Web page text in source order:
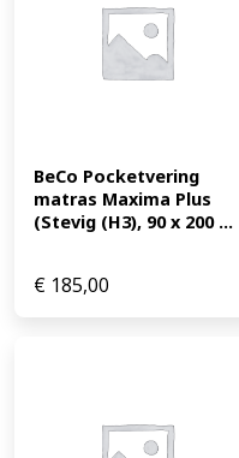
BeCo Pocketvering
matras Maxima Plus
(Stevig (H3), 90 x 200 ...
€ 185,00